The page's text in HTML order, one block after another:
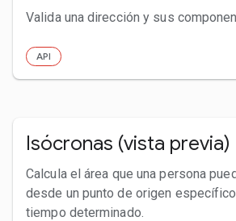
Valida una dirección y sus
API
Isócronas (vista previa)
Calcula el área que una persona
desde un punto de origen
tiempo determinado.